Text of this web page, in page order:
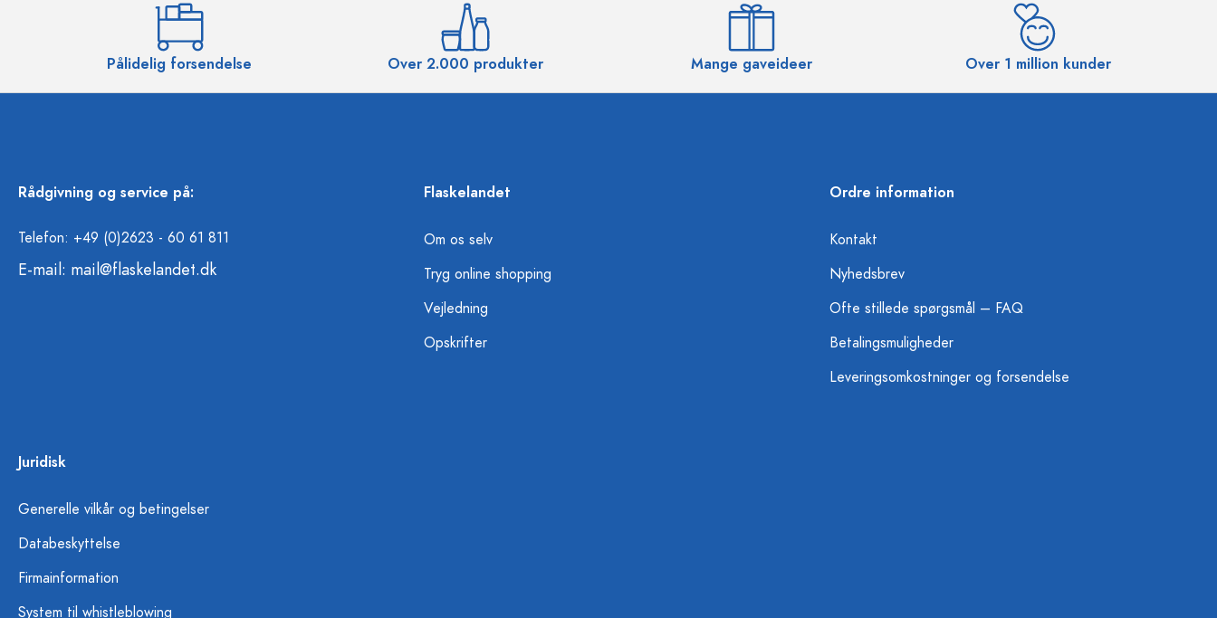
Pålidelig forsendelse Over 2.000 produkter Mange gaveideer Over 1 million kunder
Rådgivning og service på:
Telefon: +49 (0)2623 - 60 61 811
E-mail: mail@flaskelandet.dk
Flaskelandet
Om os selv
Tryg online shopping
Vejledning
Opskrifter
Ordre information
Kontakt
Nyhedsbrev
Ofte stillede spørgsmål – FAQ
Betalingsmuligheder
Leveringsomkostninger og forsendelse
Juridisk
Generelle vilkår og betingelser
Databeskyttelse
Firmainformation
System til whistleblowing